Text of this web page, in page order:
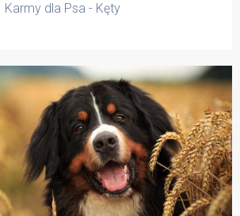
Karmy dla Psa - Kęty
Katalog
Formularz